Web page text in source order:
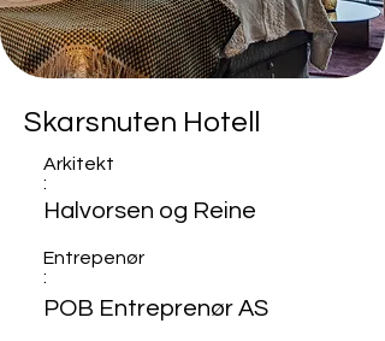
Skarsnuten Hotell
Arkitekt
:
Halvorsen og Reine
Entrepenør
:
POB Entreprenør AS